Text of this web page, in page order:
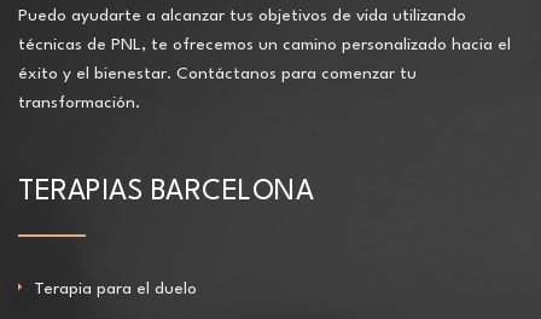
Puedo ayudarte a alcanzar tus objetivos de vida utilizando
técnicas de PNL, te ofrecemos un camino personalizado hacia el
éxito y el bienestar. Contáctanos para comenzar tu
transformación.
TERAPIAS BARCELONA
Terapia para el duelo